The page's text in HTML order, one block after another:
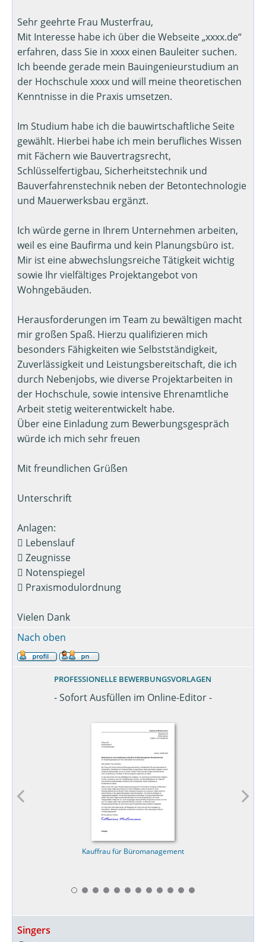
Sehr geehrte Frau Musterfrau,
Mit Interesse habe ich über die Webseite „xxxx.de“
erfahren, dass Sie in xxxx einen Bauleiter suchen.
Ich beende gerade mein Bauingenieurstudium an
der Hochschule xxxx und will meine theoretischen
Kenntnisse in die Praxis umsetzen.
Im Studium habe ich die bauwirtschaftliche Seite
gewählt. Hierbei habe ich mein berufliches Wissen
mit Fächern wie Bauvertragsrecht,
Schlüsselfertigbau, Sicherheitstechnik und
Bauverfahrenstechnik neben der Betontechnologie
und Mauerwerksbau ergänzt.
Ich würde gerne in Ihrem Unternehmen arbeiten,
weil es eine Baufirma und kein Planungsbüro ist.
Mir ist eine abwechslungsreiche Tätigkeit wichtig
sowie Ihr vielfältiges Projektangebot von
Wohngebäuden.
Herausforderungen im Team zu bewältigen macht
mir großen Spaß. Hierzu qualifizieren mich
besonders Fähigkeiten wie Selbstständigkeit,
Zuverlässigkeit und Leistungsbereitschaft, die ich
durch Nebenjobs, wie diverse Projektarbeiten in
der Hochschule, sowie intensive Ehrenamtliche
Arbeit stetig weiterentwickelt habe.
Über eine Einladung zum Bewerbungsgespräch
würde ich mich sehr freuen
Mit freundlichen Grüßen
Unterschrift
Anlagen:
 Lebenslauf
 Zeugnisse
 Notenspiegel
 Praxismodulordnung
Vielen Dank
Nach oben
PROFESSIONELLE BEWERBUNGSVORLAGEN
- Sofort Ausfüllen im Online-Editor -
Kauffrau für Büromanagement
Singers